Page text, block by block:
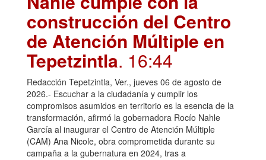
construcción del Centro
de Atención Múltiple en
Tepetzintla. 16:44
Redacción Tepetzintla, Ver., jueves 06 de agosto de
2026.- Escuchar a la ciudadanía y cumplir los
compromisos asumidos en territorio es la esencia de la
transformación, afirmó la gobernadora Rocío Nahle
García al inaugurar el Centro de Atención Múltiple
(CAM) Ana Nicole, obra comprometida durante su
campaña a la gubernatura en 2024, tras a